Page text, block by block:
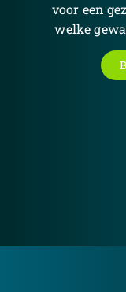
voor een
welke